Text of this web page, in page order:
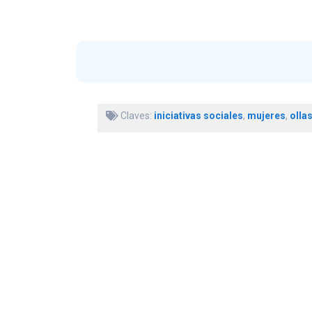
Claves: iniciativas sociales, mujeres,